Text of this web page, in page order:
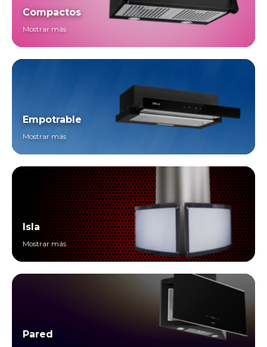
Compactos
Mostrar más
Empotrable
Mostrar más
Isla
Mostrar más
Pared